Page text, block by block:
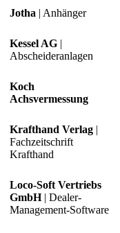
Jotha | Anhänger
Kessel AG |
Abscheideranlagen
Koch
Achsvermessung
Krafthand Verlag |
Fachzeitschrift
Krafthand
Loco-Soft Vertriebs
GmbH | Dealer-
Management-Software